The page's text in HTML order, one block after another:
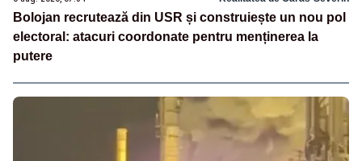
Bolojan recrutează din USR și construiește un nou pol
electoral: atacuri coordonate pentru menținerea la
putere